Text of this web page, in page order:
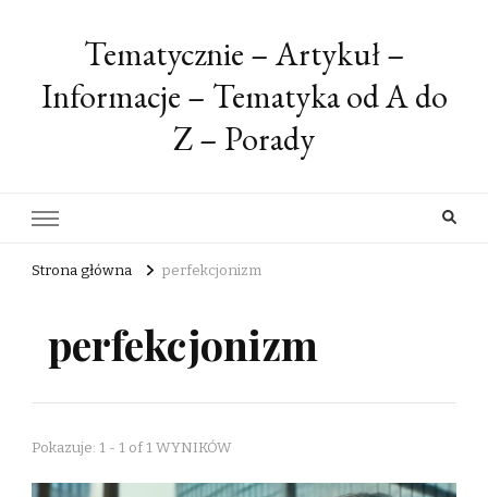
Tematycznie – Artykuł –
Informacje – Tematyka od A do
Z – Porady
Strona główna perfekcjonizm
perfekcjonizm
Pokazuje: 1 - 1 of 1 WYNIKÓW